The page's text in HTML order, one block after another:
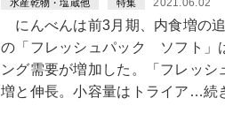
水産乾物・塩蔵他 特集 2021.06.02
にんべんは前3月期、内食増の
の「フレッシュパック ソフト
ング需要が増加した。「フレッ
増と伸長。小容量はトライア…続